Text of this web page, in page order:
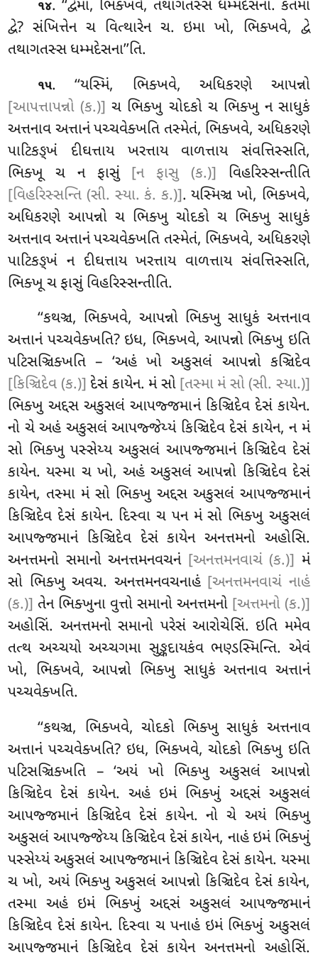
૧૪. ‘‘દ્વેમા, ભિક્ખવે, તથાગતસ્સ ધમ્મદેસના. કતમા
દ્વે? સંખિત્તેન ચ વિત્થારેન ચ. ઇમા ખો, ભિક્ખવે, દ્વે
તથાગતસ્સ ધમ્મદેસના’’તિ.
૧૫. ‘‘યસ્મિં, ભિક્ખવે, અધિકરણે આપન્નો
[આપત્તાપન્નો (ક.)] ચ ભિક્ખુ ચોદકો ચ ભિક્ખુ ન સાધુકં
અત્તનાવ અત્તાનં પચ્ચવેક્ખતિ તસ્મેતં, ભિક્ખવે, અધિકરણે
પાટિકઙ્ખં દીઘત્તાય ખરત્તાય વાળત્તાય સંવત્તિસ્સતિ,
ભિક્ખૂચ ન ફાસું [ન ફાસુ (ક.)] વિહરિસ્સન્તીતિ
[વિહરિસ્સન્તિ (સી. સ્યા. કં. ક.)]. યસ્મિઞ્ચ ખો, ભિક્ખવે,
અધિકરણે આપન્નો ચ ભિક્ખુ ચોદકો ચ ભિક્ખુ સાધુકં
અત્તનાવ અત્તાનં પચ્ચવેક્ખતિ તસ્મેતં, ભિક્ખવે, અધિકરણે
પાટિકઙ્ખં ન દીઘત્તાય ખરત્તાય વાળત્તાય સંવત્તિસ્સતિ,
ભિક્ખૂ ચ ફાસું વિહરિસ્સન્તીતિ.
‘‘કથઞ્ચ, ભિક્ખવે, આપન્નો ભિક્ખુ સાધુકં અત્તનાવ
અત્તાનં પચ્ચવેક્ખતિ? ઇધ, ભિક્ખવે, આપન્નો ભિક્ખુ ઇતિ
પટિસઞ્ચિક્ખતિ – ‘અહં ખો અકુસલં આપન્નો કઞ્ચિદેવ
[કિઞ્ચિદેવ (ક.)] દેસં કાયેન. મં સો [તસ્મા મં સો (સી. સ્યા.)]
ભિક્ખુ અદ્દસ અકુસલં આપજ્જમાનં કિઞ્ચિદેવ દેસં કાયેન.
નો ચે અહં અકુસલં આપજ્જેય્યં કિઞ્ચિદેવ દેસં કાયેન, ન મં
સો ભિક્ખુ પસ્સેય્ય અકુસલં આપજ્જમાનં કિઞ્ચિદેવ દેસં
કાયેન. યસ્મા ચ ખો, અહં અકુસલં આપન્નો કિઞ્ચિદેવ દેસં
કાયેન, તસ્મા મં સો ભિક્ખુ અદ્દસ અકુસલં આપજ્જમાનં
કિઞ્ચિદેવ દેસં કાયેન. દિસ્વા ચ પન મં સો ભિક્ખુ અકુસલં
આપજ્જમાનં કિઞ્ચિદેવ દેસં કાયેન અનત્તમનો અહોસિ.
અનત્તમનો સમાનો અનત્તમનવચનં [અનત્તમનવાચં (ક.)] મં
સો ભિક્ખુ અવચ. અનત્તમનવચનાહં [અનત્તમનવાચં નાહં
(ક.)] તેન ભિક્ખુના વુત્તો સમાનો અનત્તમનો [અત્તમનો (ક.)]
અહોસિં. અનત્તમનો સમાનો પરેસં આરોચેસિં. ઇતિ મમેવ
તત્થ અચ્ચયો અચ્ચગમા સુઙ્કદાયકંવ ભણ્ડસ્મિન્તિ. એવં
ખો, ભિક્ખવે, આપન્નો ભિક્ખુ સાધુકં અત્તનાવ અત્તાનં
પચ્ચવેક્ખતિ.
‘‘કથઞ્ચ, ભિક્ખવે, ચોદકો ભિક્ખુ સાધુકં અત્તનાવ
અત્તાનં પચ્ચવેક્ખતિ? ઇધ, ભિક્ખવે, ચોદકો ભિક્ખુ ઇતિ
પટિસઞ્ચિક્ખતિ – ‘અયં ખો ભિક્ખુ અકુસલં આપન્નો
કિઞ્ચિદેવ દેસં કાયેન. અહં ઇમં ભિક્ખું અદ્દસં અકુસલં
આપજ્જમાનં કિઞ્ચિદેવ દેસં કાયેન. નો ચે અયં ભિક્ખુ
અકુસલં આપજ્જેય્ય કિઞ્ચિદેવ દેસં કાયેન, નાહં ઇમં ભિક્ખું
પસ્સેય્યં અકુસલં આપજ્જમાનં કિઞ્ચિદેવ દેસં કાયેન. યસ્મા
ચ ખો, અયં ભિક્ખુ અકુસલં આપન્નો કિઞ્ચિદેવ દેસં કાયેન,
તસ્મા અહં ઇમં ભિક્ખું અદ્દસં અકુસલં આપજ્જમાનં
કિઞ્ચિદેવ દેસં કાયેન. દિસ્વા ચ પનાહં ઇમં ભિક્ખું અકુસલં
આપજ્જમાનં કિઞ્ચિદેવ દેસં કાયેન અનત્તમનો અહોસિં.